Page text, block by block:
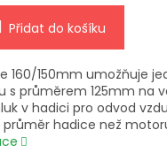
Přidat do košíku
160/150mm umožňuje
s průměrem 125mm na
v hadici pro odvod
hadice než